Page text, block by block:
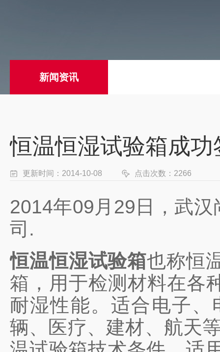
新闻资讯
恒温恒湿试验箱成
更新时间：2014-10-08 点击次数：2266
2014年09月29日，武汉
司.
恒温恒湿试验箱也称恒
箱，用于检测材料在各
耐湿性能。适合电子
辆、医疗、建材、航天